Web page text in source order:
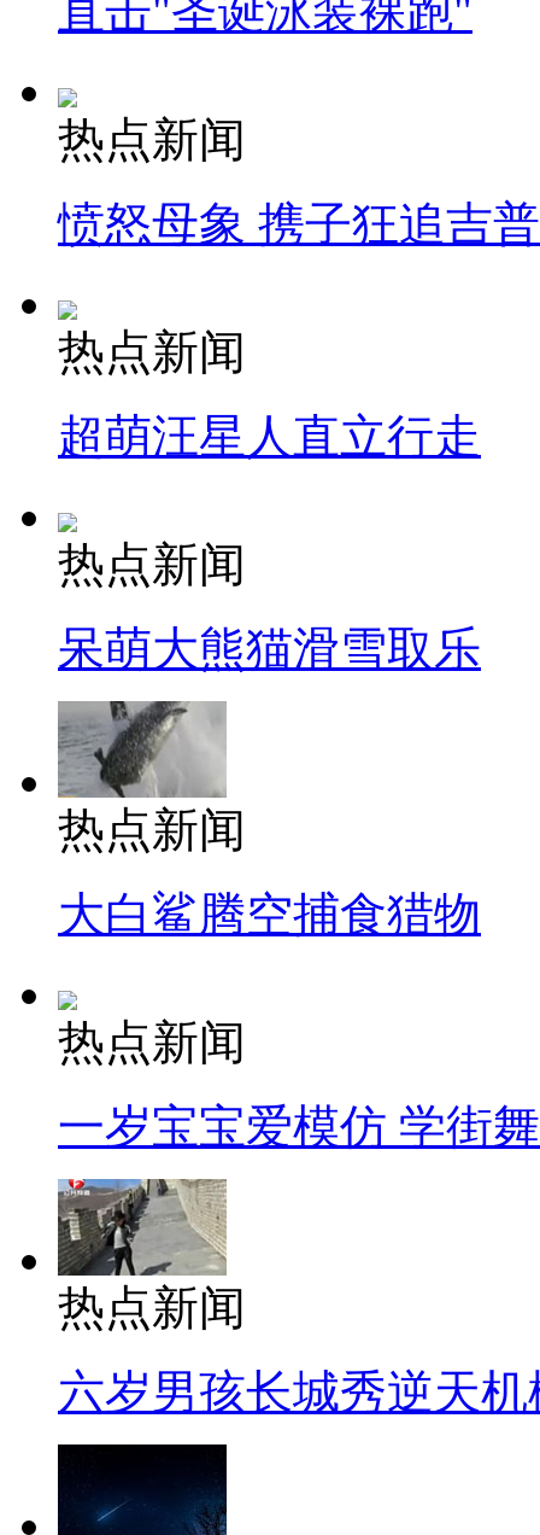
直击"圣诞泳装裸跑"
热点新闻
愤怒母象 携子狂追吉
热点新闻
超萌汪星人直立行走
热点新闻
呆萌大熊猫滑雪取乐
热点新闻
大白鲨腾空捕食猎物
热点新闻
一岁宝宝爱模仿 学街
热点新闻
六岁男孩长城秀逆天机